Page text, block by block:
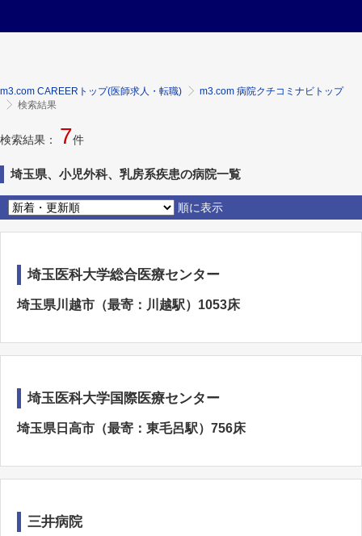
m3.com CAREERトップ(医師求人・転職)
m3.com 病院クチコミナビトップ
検索結果
検索結果： 7件
埼玉県、小児外科、乳房系疾患の病院一覧
順に表示
埼玉医科大学総合医療センター
埼玉県川越市（最寄：川越駅）1053床
埼玉医科大学国際医療センター
埼玉県日高市（最寄：東毛呂駅）756床
三井病院